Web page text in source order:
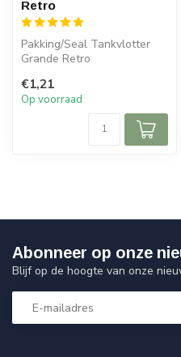
Retro
Pakking/Seal Tankvlotter
Grande Retro
€1,21
Op voorraad
Abonneer op onze
Blijf op de hoogte van onze